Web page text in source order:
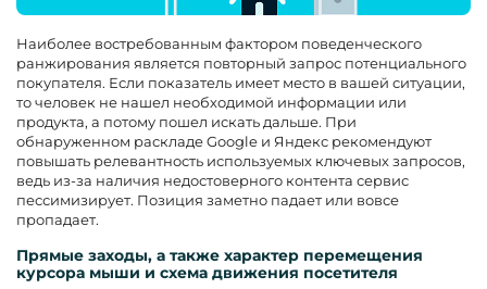
Наиболее востребованным фактором поведенческого
ранжирования является повторный запрос потенциального
покупателя. Если показатель имеет место в вашей ситуации,
то человек не нашел необходимой информации или
продукта, а потому пошел искать дальше. При
обнаруженном раскладе Google и Яндекс рекомендуют
повышать релевантность используемых ключевых запросов,
ведь из-за наличия недостоверного контента сервис
пессимизирует. Позиция заметно падает или вовсе
пропадает.
Прямые заходы, а также характер перемещения
курсора мыши и схема движения посетителя